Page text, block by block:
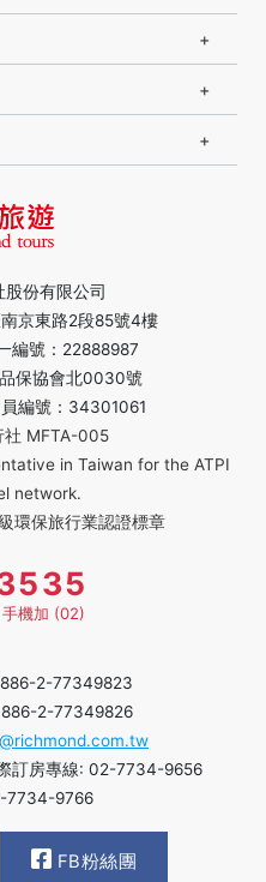
份有限公司
京東路2段85號4樓
編號：22888987
保協會北0030號
編號：34301061
社 MFTA-005
in Taiwan for the ATPI
network.
環保旅行業認證標章
機加 (02)
2-77349823
2-77349826
訂房專線: 02-7734-9656
7734-9766
FB粉絲團